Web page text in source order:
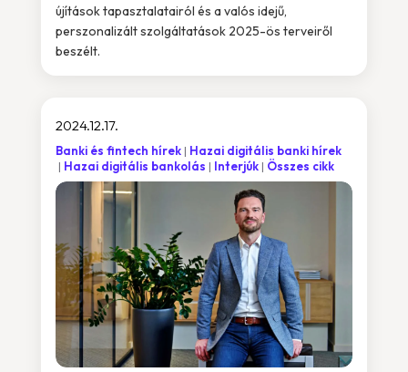
újítások tapasztalatairól és a valós idejű,
perszonalizált szolgáltatások 2025-ös terveiről
beszélt.
2024.12.17.
Banki és fintech hírek
Hazai digitális banki hírek
Hazai digitális bankolás
Interjúk Összes cikk